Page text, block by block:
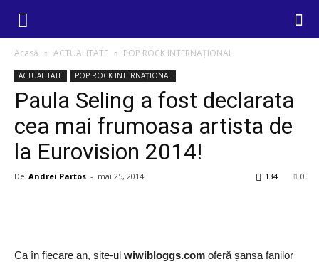
Acasă ACTUALITATE POP ROCK INTERNAȚIONAL
ACTUALITATE POP ROCK INTERNAȚIONAL
Paula Seling a fost declarata
cea mai frumoasa artista de
la Eurovision 2014!
De Andrei Partos - mai 25, 2014 0
134
Ca în fiecare an, site-ul wiwibloggs.com oferă șansa fanilor